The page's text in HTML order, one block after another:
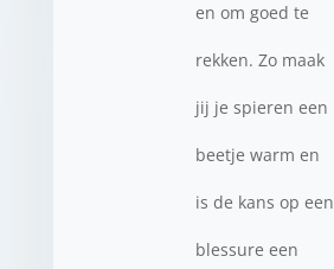
en om goed te
rekken. Zo maak
jij je spieren een
beetje warm en
is de kans op een
blessure een